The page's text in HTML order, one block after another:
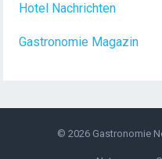
Hotel Nachrichten
Gastronomie Magazin
© 2026 Gastronomie